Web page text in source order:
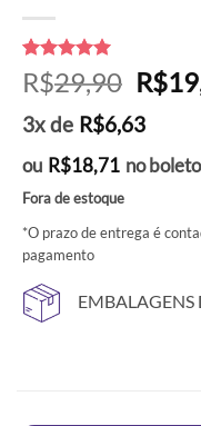
Avaliado
como5de
baseado em
1
de cliente
R$29,90 O
preço
era:
R$
3x de R$6,63
ou R$18,71 no
Fora de estoque
*O prazo de entrega é
pagamento
EMBALAGENS